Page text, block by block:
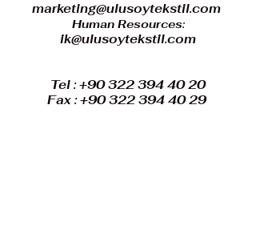
marketing@ulusoytekstil.com
Human Resources:
ik@ulusoytekstil.com
Tel :+90 322 394 40 20
Fax :+90 322 394 40 29